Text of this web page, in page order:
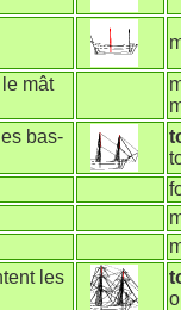
mât
bas-
les